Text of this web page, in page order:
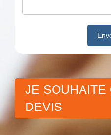
JE SOUHAITE
DEVIS